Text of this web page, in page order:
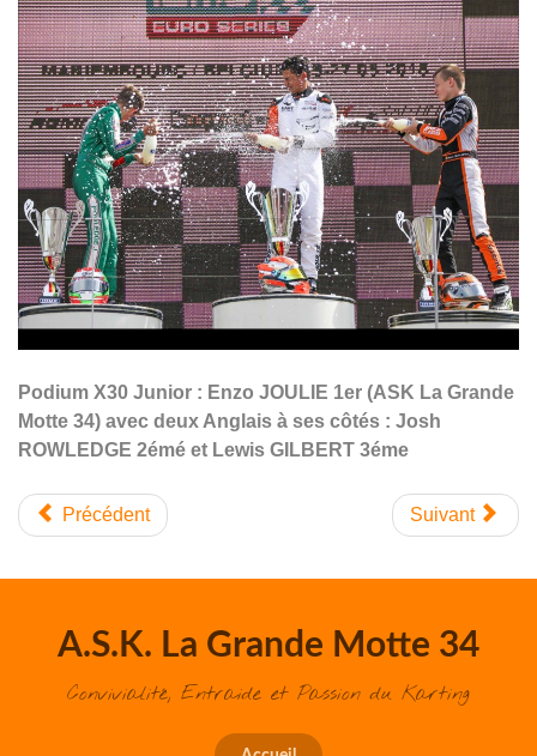
Podium X30 Junior : Enzo JOULIE 1er (ASK La Grande
Motte 34) avec deux Anglais à ses côtés : Josh
ROWLEDGE 2émé et Lewis GILBERT 3éme
Précédent Suivant
A.S.K. La Grande Motte 34
Convivialité, Entraide et Passion du Karting